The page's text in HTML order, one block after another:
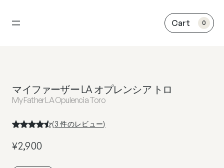
容
0
マイファーザー LA オプレンシア トロ
My Father LA Opulencia Toro
(3 件のレビュー)
¥2,900